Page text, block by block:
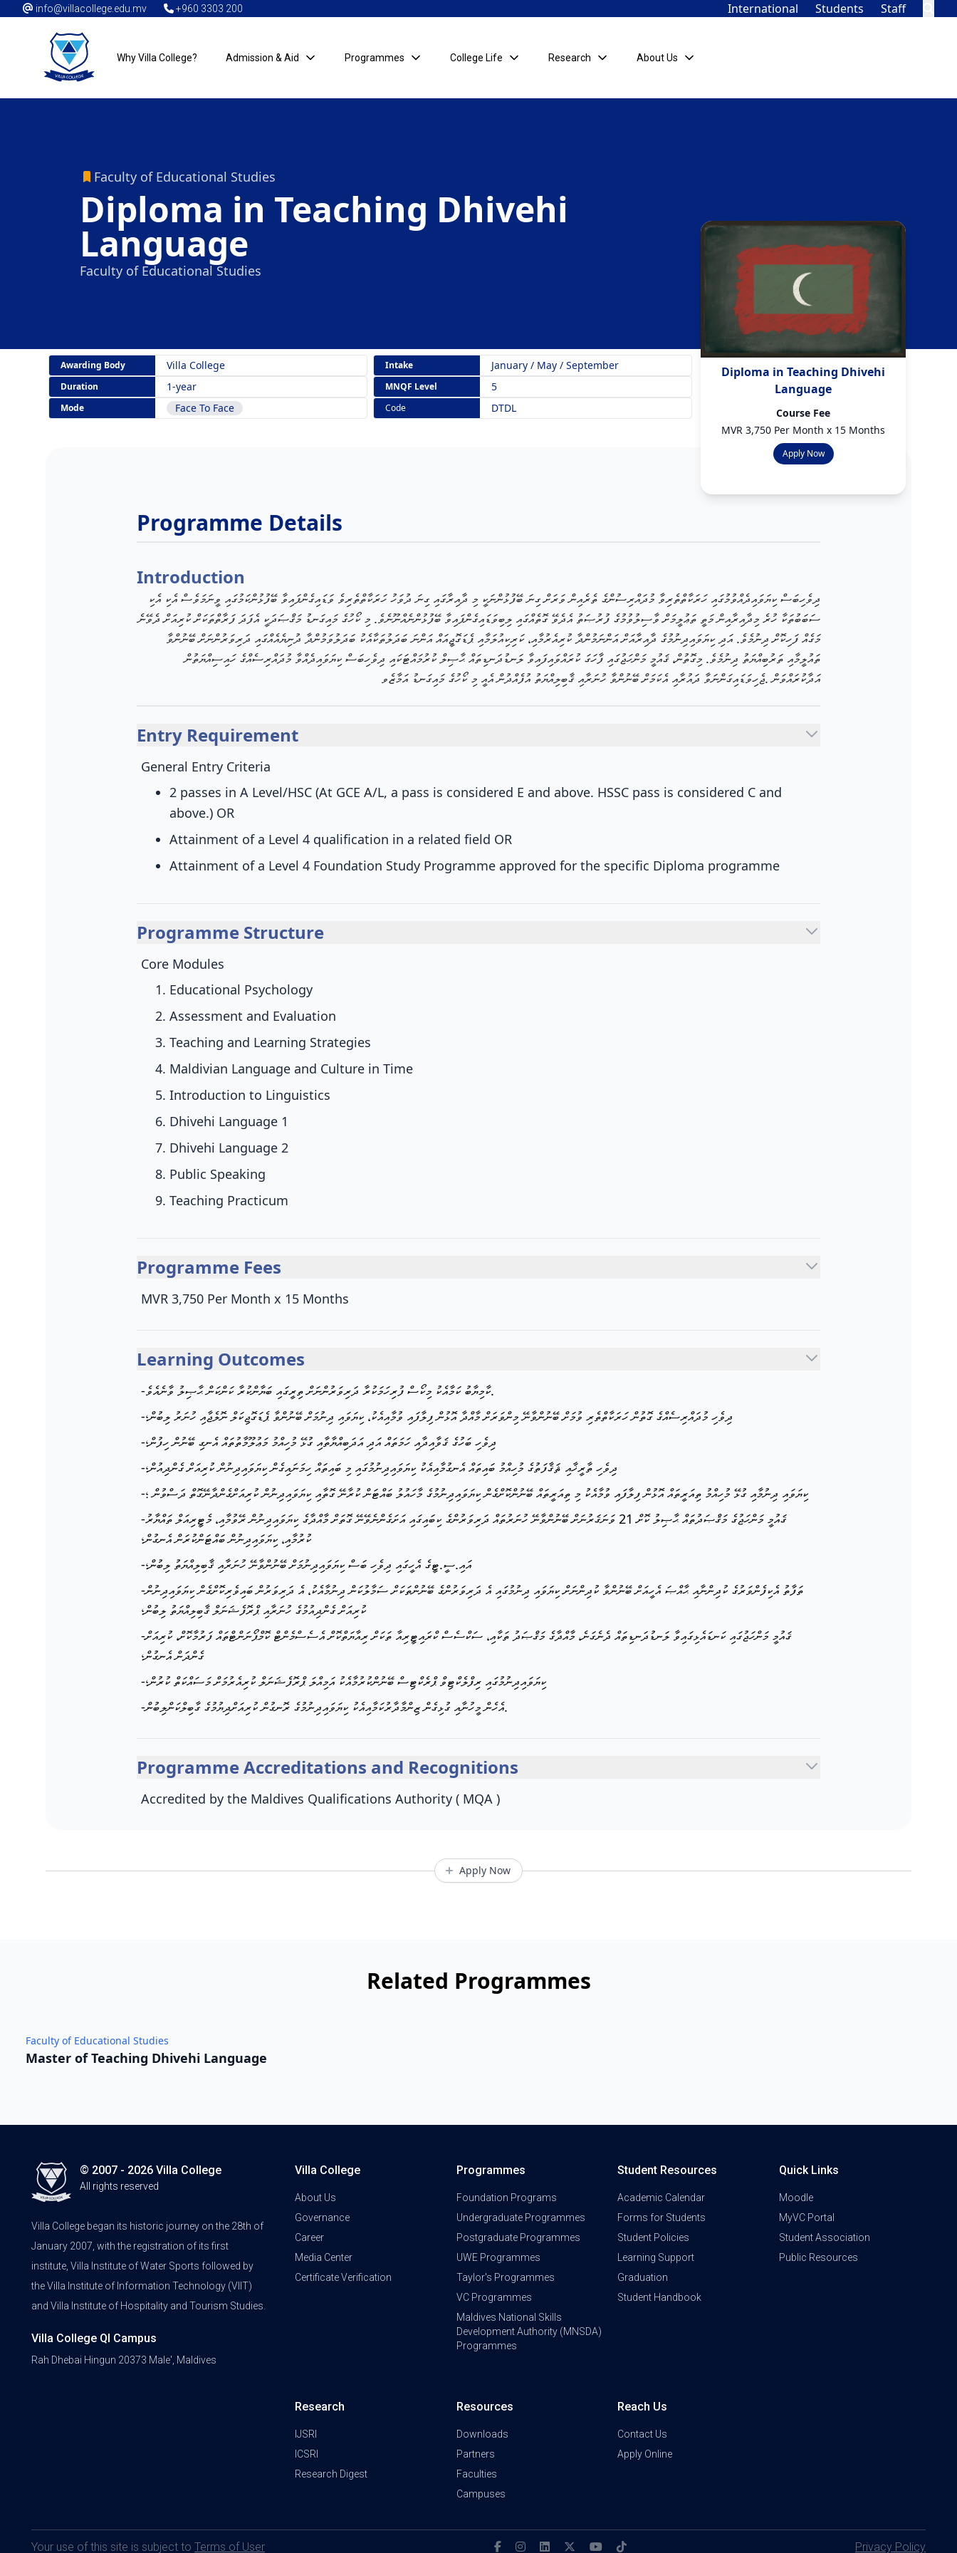
info@villacollege.edu.mv +960 3303 200 International Students Staff
Why Villa College? Admission & Aid Programmes College Life Research About Us
Faculty of Educational Studies
Diploma in Teaching Dhivehi
Language
Faculty of Educational Studies
Diploma in Teaching Dhivehi
Language
Course Fee
MVR 3,750 Per Month x 15 Months
Apply Now
Awarding Body Villa College Intake January / May / September
Duration 1-year MNQF Level 5
Mode Face To Face Code DTDL
Programme Details
Introduction
ދިވެހިބަސް ކިޔަވައިދެއްވުމުގައި ހަރަކާތްތެރިވާ މުދައްރިސުންގެ ތެރެއިން ވަރަށް ގިނަ ބޭފުޅުންނަކީ މި ދާއިރާގައި ގިނަ ދުވަހު ހަރަކާތްތެރިވެ ވަޑައިގެންފައިވާ ބޭފުޅުންކަމުގައި ވީނަމަވެސް އެކި އެކި
ސަބަބުތަކާ ހުރެ މިދާއިރާއިން މަތީ ތަޢުލީމަށް ވާސިލުވުމުގެ ފުރުޞަތު އެދެވޭ ގޮތެއްގައި ލިބިވަޑައިގެންފައިވާ ބޭފުޅުންނެއްނޫނެވެ. މި ކޯހުގެ މައިގަނޑު މަޤްޞަދަކީ އެފަދަ ފަރާތްތަކަށް ކުރިއަށް ދެވޭނެ
މަގެއް ފަހިކޮށް ދިނުމެވެ. އަދި ކިޔަވައިދިނުމުގެ ދާއިރާއަށް އަންނަމުންދާ ކުރިއެރުމާއި، ކަރިކިއުލަމާއި ޕެޑަގޮޖީއައް އަންނަ ބަދަލުތަކާއެކު ބަދަލުވަމުންދާ ދުނިޔެއެއްގައި ދަރިވަރުންނަށް ބޭނުންވާ
ތައުލީމާއި ތަރުބިއްޔަތު ދިނުމެވެ. މިގޮތުން، ޤައުމީ މަންހަޖުގައި ފާހަގަ ކުރައްވައިފައިވާ ލަނޑުދަނޑިތައް ޙާޞިލް ކުރުމައްޓަކައި ދިވެހިބަސް ކިޔަވައިދެއްވާ މުދައްރިސެއްގެ ހައިސިއްޔަތުން
އަދާކުރައްވަން .ޖެހިވަޑައިގަންނަވާ ދައުރާއި އެކަމަށް ބޭނުންވާ ހުނަރާއި ޤާބިލިއްޔަތު އުފެއްދުން އެއީ މި ކޯހުގެ މައިގަނޑު އަމާޒެވ
Entry Requirement
General Entry Criteria
2 passes in A Level/HSC (At GCE A/L, a pass is considered E and above. HSSC pass is considered C and
above.) OR
Attainment of a Level 4 qualification in a related field OR
Attainment of a Level 4 Foundation Study Programme approved for the specific Diploma programme
Programme Structure
Core Modules
Educational Psychology
Assessment and Evaluation
Teaching and Learning Strategies
Maldivian Language and Culture in Time
Introduction to Linguistics
Dhivehi Language 1
Dhivehi Language 2
Public Speaking
Teaching Practicum
Programme Fees
MVR 3,750 Per Month x 15 Months
Learning Outcomes
-ކާމިޔާބު ކަމާއެކު މިކޯސް ފުރިހަމަކުރާ ދަރިވަރުންނަށް ތިރީގައި ބަޔާންކުރާ ކަންކަން ޙާޞިލު ވާނެއެވެ.
-ދިވެހި މުދައްރިސެއްގެ ގޮތުން ހަރަކާތްތެރި ވުމަށް ބޭނުންވާނޭ މިންވަރަށް މާއްދާ އޮޅުން ފިލާފައި ވުމާއިއެކު، ކިޔަވައި ދިނުމަށް ބޭނުންވާ ޕެޑަގޮޖިކަލް ނޮލެޖާއި ހުނަރު ލިބުން؛
-ދިވެހި ބަހުގެ ޤަވާއިދާއި ހަމަތައް އަދި އަދަބިއްޔާތާއި ގުޅޭ މުހިއްމު މަޢުލޫމާތުތައް އެނގި ބޭނުން ހިފުން؛
-ދިވެހި ތާރީޚާއި ޘަޤާފަތުގެ މުހިއްމު ބައިތައް އެނގުމާއިއެކު ކިޔަވައިދިނުމުގައި މި ބައިތައް ހިމަނައިގެން ކިޔަވައިދިނުން ކުރިއަށް ގެންދިއުން؛
-ކިޔަވައި ދިނުމާއި ގުޅޭ މުހިއްމު ތިއަރީތައް އޮޅުން ފިލާފައި ވުމާއެކު މި ތިއަރީތައް ބޭނުންކޮށްގެން ކިޔަވައިދިނުމުގެ މާހައުލު ބައްޓަން ކުރާނޭ ގޮތާއި ކިޔަވައިދިނުން ކުރިއަށްގެންދާނޭގޮތް ދަސްވުން ؛
-ޤައުމީ މަންހަޖުގެ މަޤްޞަދުތައް ޙާޞިލު ކޮށް 21 ވަނަޤަރުނަށް ބޭނުންވާނޭ ހުނަރުތައް ދަރިވަރުންގެ ކިބައިގައި އަށަގެންނެވޭނޭ ގޮތަށް މާއްދާގެ ކިޔަވައިދިނުން ރޭވުމާއި، މެޓީރިއަލް ތައްޔާރު
ކުރުމާއި، ކިޔަވައިދިނުން ބައްޓަންކުރަން އެނގުން؛
-އައި.ސީ.ޓީގެ އެހީގައި ދިވެހި ބަސް ކިޔަވައިދިނުމަށް ބޭނުންވާނޭ ހުނަރާއި ޤާބިލިއްޔަތު ލިބުން؛
-ތަފާތު އެކިފެންވަރުގެ ކުދިންނާއި ޙާއްޞަ އެހީއަށް ބޭނުންވާ ކުދިންނަށް ކިޔަވައި ދިނުމުގައި އެ ދަރިވަރުންގެ ބޭނުންތަކަށް ސަމާލުކަން ދިނުމާއެކު، އެ ދަރިވަރުން ބައިވެރިކޮށްގެން ކިޔަވައިދިނުން
ކުރިއަށް ގެންދިއުމުގެ ހުނަރާއި ޕްރޮފެޝަނަލް ޤާބިލިއްޔަތު ލިބުން؛
-ޤައުމީ މަންހަޖުގައި ކަނޑައެޅިގައިވާ ލަނޑުދަނޑިތައް ދެނެގަނެ، މާއްދާގެ މަޤްޞަދު ތަކާއި، ސަކްސެސް ކްރައިޓީރިއާ ތަކަށް ރިއާޔަތްކޮށް އެސެސްމެންޓް ކޮމްޕޯނަންޓްތައް ފަރުމާކޮށް، ކުރިއަށް
ގެންދަން އެނގުން؛
-ކިޔަވައިދިނުމުގައި ރިފްލެކްޓިވް ޕްރެކްޓިސް ބޭނުންކުރުމާއެކު އަމިއްލަ ޕްރޮފެޝަނަލް ކުރިއެރުމަށް މަސައްކަތް ކުރުން؛
-އެހެން މީހުނާއި ގުޅިގެން ޒިންމާދާރުކަމާއިއެކު ކިޔަވައިދިނުމުގެ ރޮނގުން ކުރިއަށްދިޔުމުގެ ގާބިލްކަންލިބުން.
Programme Accreditations and Recognitions
Accredited by the Maldives Qualifications Authority ( MQA )
Apply Now
Related Programmes
Faculty of Educational Studies
Master of Teaching Dhivehi Language
© 2007 - 2026 Villa College
All rights reserved
Villa College began its historic journey on the 28th of
January 2007, with the registration of its first
institute, Villa Institute of Water Sports followed by
the Villa Institute of Information Technology (VIIT)
and Villa Institute of Hospitality and Tourism Studies.
Villa College QI Campus
Rah Dhebai Hingun 20373 Male', Maldives
Villa College
About Us
Governance
Career
Media Center
Certificate Verification
Programmes
Foundation Programs
Undergraduate Programmes
Postgraduate Programmes
UWE Programmes
Taylor's Programmes
VC Programmes
Maldives National Skills
Development Authority (MNSDA)
Programmes
Student Resources
Academic Calendar
Forms for Students
Student Policies
Learning Support
Graduation
Student Handbook
Quick Links
Moodle
MyVC Portal
Student Association
Public Resources
Research
IJSRI
ICSRI
Research Digest
Resources
Downloads
Partners
Faculties
Campuses
Reach Us
Contact Us
Apply Online
Your use of this site is subject to Terms of User Privacy Policy